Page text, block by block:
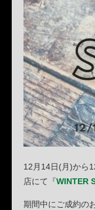
12月14日(月)から
店にて『WINTER
期間中にご成約の